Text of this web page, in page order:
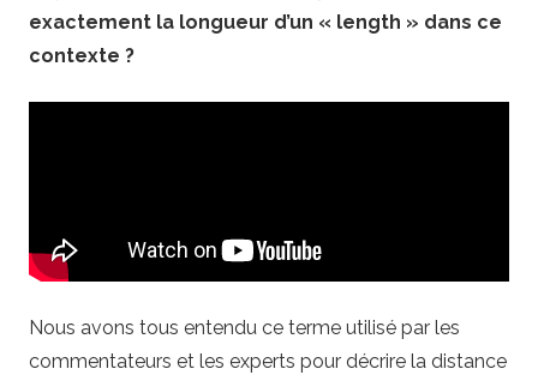
d
i
.
n
e
exactement la longueur d’un « length » dans ce
contexte ?
Nous avons tous entendu ce terme utilisé par les
commentateurs et les experts pour décrire la distance